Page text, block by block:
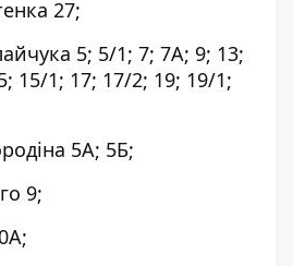
27;
5; 5/1; 7; 7А; 9; 13;
15/1; 17; 17/2; 19; 19/1;
5А; 5Б;
9;